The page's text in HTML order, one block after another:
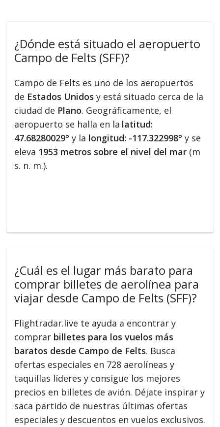
¿Dónde está situado el aeropuerto
Campo de Felts (SFF)?
Campo de Felts es uno de los aeropuertos
de Estados Unidos y está situado cerca de la
ciudad de Plano. Geográficamente, el
aeropuerto se halla en la latitud:
47.68280029° y la longitud: -117.322998° y se
eleva 1953 metros sobre el nivel del mar (m
s. n. m.).
¿Cuál es el lugar más barato para
comprar billetes de aerolínea para
viajar desde Campo de Felts (SFF)?
Flightradar.live te ayuda a encontrar y
comprar billetes para los vuelos más
baratos desde Campo de Felts. Busca
ofertas especiales en 728 aerolíneas y
taquillas líderes y consigue los mejores
precios en billetes de avión. Déjate inspirar y
saca partido de nuestras últimas ofertas
especiales y descuentos en vuelos exclusivos.